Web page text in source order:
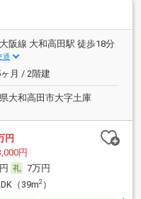
阪線 大和高田駅 徒歩18分
通
月 / 2階建
大和高田市大字土庫
円
円
7万円
（39m2）